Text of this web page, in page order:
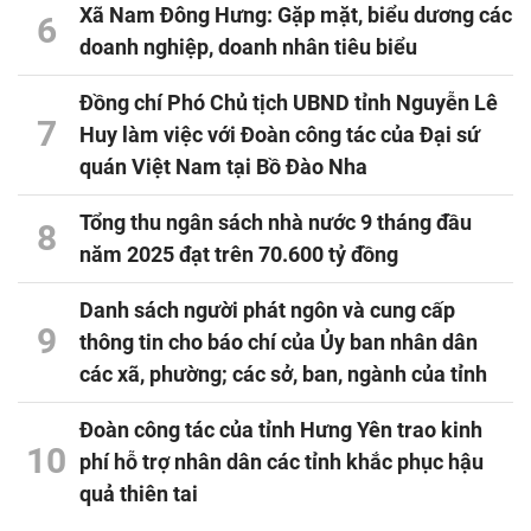
6
Xã Nam Đông Hưng: Gặp mặt, biểu dương các
doanh nghiệp, doanh nhân tiêu biểu
7
Đồng chí Phó Chủ tịch UBND tỉnh Nguyễn Lê
Huy làm việc với Đoàn công tác của Đại sứ
quán Việt Nam tại Bồ Đào Nha
8
Tổng thu ngân sách nhà nước 9 tháng đầu
năm 2025 đạt trên 70.600 tỷ đồng
9
Danh sách người phát ngôn và cung cấp
thông tin cho báo chí của Ủy ban nhân dân
các xã, phường; các sở, ban, ngành của tỉnh
10
Đoàn công tác của tỉnh Hưng Yên trao kinh
phí hỗ trợ nhân dân các tỉnh khắc phục hậu
quả thiên tai